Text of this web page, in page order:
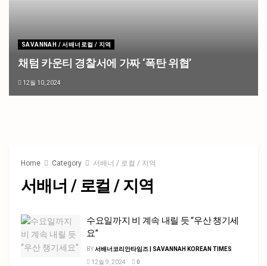
SAVANNAH / 서배너로컬 / 지역
채텀 카운티 경찰서에 가짜 ‘폭탄 위협’
12월 10, 2024
Home Category 서배너 / 로컬 / 지역
서배너 / 로컬 / 지역
수요일까지 비 계속 내릴 듯 “우산 챙기세
요”
BY서배너코리안타임즈 | SAVANNAH KOREAN TIMES
12월 9, 2024
0